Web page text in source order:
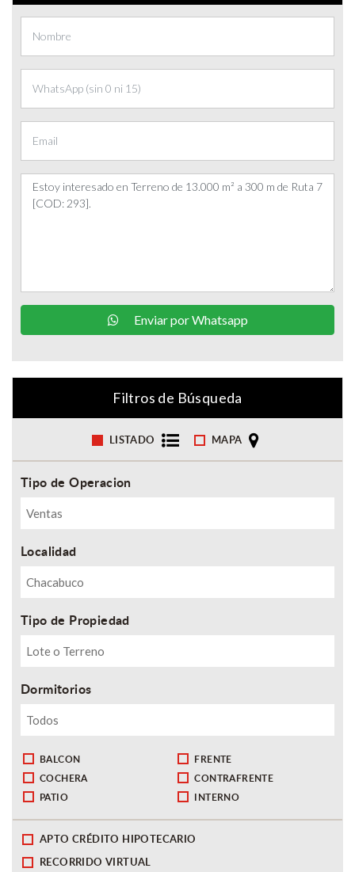
Enviar por Whatsapp
Filtros de Búsqueda
LISTADO MAPA
Tipo de Operacion
Localidad
Tipo de Propiedad
Dormitorios
BALCON
FRENTE
COCHERA
CONTRAFRENTE
PATIO
INTERNO
APTO CRÉDITO HIPOTECARIO
RECORRIDO VIRTUAL